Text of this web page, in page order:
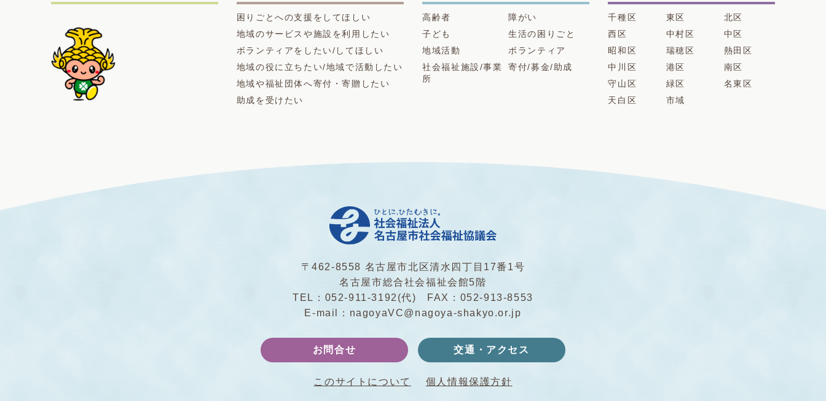
困りごとへの支援をしてほしい
地域のサービスや施設を利用したい
ボランティアをしたい/してほしい
地域の役に立ちたい/地域で活動したい
地域や福祉団体へ寄付・寄贈したい
助成を受けたい
高齢者
障がい
子ども
生活の困りごと
地域活動
ボランティア
社会福祉施設/事業
所
寄付/募金/助成
千種区 東区
北区
西区
中村区
中区
昭和区
瑞穂区
熱田区
中川区
港区
南区
守山区
緑区
名東区
天白区
市域
〒462-8558 名古屋市北区清水四丁目17番1号
名古屋市総合社会福祉会館5階
TEL： 052-911-3192 (代) FAX：052-913-8553
E-mail： nagoyaVC@nagoya-shakyo.or.jp
お問合せ 交通・アクセス
このサイトについて 個人情報保護方針